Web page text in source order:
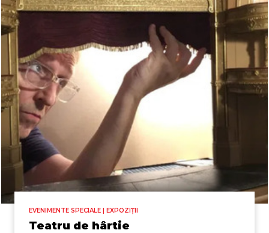
EVENIMENTE SPECIALE | EXPOZIȚII
Teatru de hârtie